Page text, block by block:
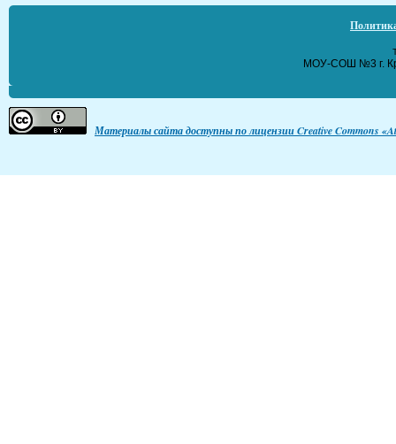
МОУ-СОШ №3 г.
Материалы сайта доступны по лицензии Creative Commons